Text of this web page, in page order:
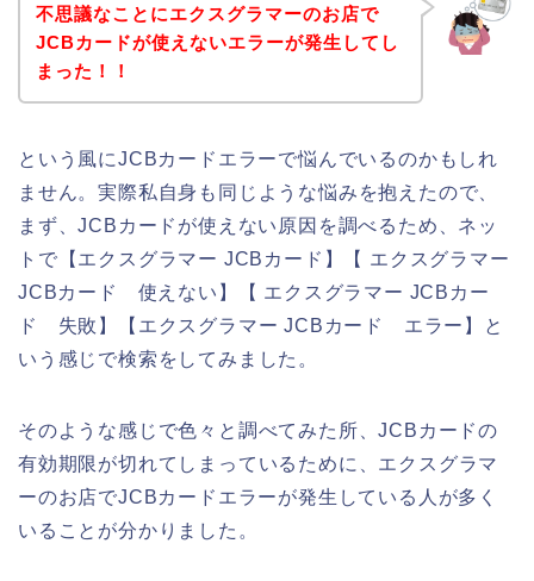
不思議なことにエクスグラマーのお店で
JCBカードが使えないエラーが発生してし
まった！！
という風にJCBカードエラーで悩んでいるのかもしれ
ません。実際私自身も同じような悩みを抱えたので、
まず、JCBカードが使えない原因を調べるため、ネッ
トで【エクスグラマー JCBカード】【 エクスグラマー
JCBカード 使えない】【 エクスグラマー JCBカー
ド 失敗】【エクスグラマー JCBカード エラー】と
いう感じで検索をしてみました。
そのような感じで色々と調べてみた所、JCBカードの
有効期限が切れてしまっているために、エクスグラマ
ーのお店でJCBカードエラーが発生している人が多く
いることが分かりました。